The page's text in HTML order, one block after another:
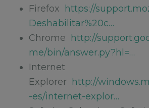
Firefox
https://
Deshabilitar%20c…
Chrome
http://
me/bin/answer.py?hl=…
Internet
Explorer http://
-es/internet-explor…